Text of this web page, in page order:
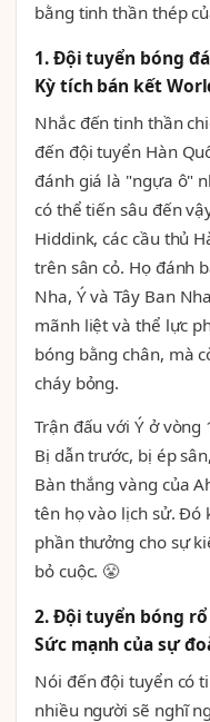
bằng tinh thần thép
1. Đội tuyển bóng
Kỳ tích bán kết
Nhắc đến tinh thần
đến đội tuyển Hàn
đánh giá là "ngựa ô"
có thể tiến sâu đến
Hiddink, các cầu thủ
trên sân cỏ. Họ đánh
Nha, Ý và Tây Ban
mãnh liệt và thể lực
bóng bằng chân, mà
cháy bỏng.
Trận đấu với Ý ở
Bị dẫn trước, bị ép
Bàn thắng vàng của
tên họ vào lịch sử. Đó
phần thưởng cho sự
bỏ cuộc. 😤
2. Đội tuyển bóng rổ
Sức mạnh của sự
Nói đến đội tuyển có
nhiều người sẽ nghĩ